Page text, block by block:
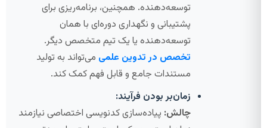
توسعه‌دهنده. همچنین، برنامه‌ریزی برای
پشتیبانی و نگهداری دوره‌ای با همان
توسعه‌دهنده یا یک تیم متخصص دیگر.
تخصص در تدوین علمی می‌تواند به تولید
مستندات جامع و قابل فهم کمک کند.
زمان‌بر بودن فرآیند:
چالش: پیاده‌سازی کدنویسی اختصاصی نیازمند